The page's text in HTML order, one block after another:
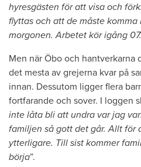
hyresgästen för att visa och
flyttas och att de måste
morgonen. Arbetet kör igång
Men när Öbo och hantverkarna
det mesta av grejerna kvar på
innan. Dessutom ligger flera
fortfarande och sover. I loggen
inte låta bli att undra var jag
familjen så gott det går. Allt för
ytterligare. Till sist kommer
börja”.